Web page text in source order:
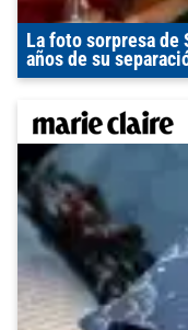
La foto sorpresa de
años de su